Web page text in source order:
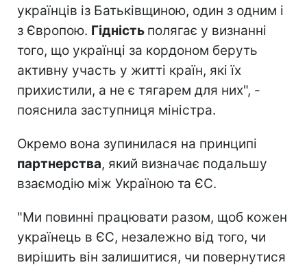
українців із Батьківщиною, один з одним і
з Європою. Гідність полягає у визнанні
того, що українці за кордоном беруть
активну участь у житті країн, які їх
прихистили, а не є тягарем для них", -
пояснила заступниця міністра.
Окремо вона зупинилася на принципі
партнерства, який визначає подальшу
взаємодію між Україною та ЄС.
"Ми повинні працювати разом, щоб кожен
українець в ЄС, незалежно від того, чи
вирішить він залишитися, чи повернутися